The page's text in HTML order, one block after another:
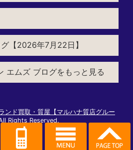
【2026年7月22日】
エムズ ブログをもっと見る
ンド買取・質屋【マルハナ質店グルー
Rights Reserved.